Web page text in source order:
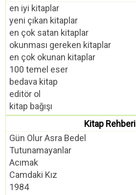
en iyi kitaplar
yeni çıkan kitaplar
en çok satan kitaplar
okunması gereken kitaplar
en çok okunan kitaplar
100 temel eser
bedava kitap
editör ol
kitap bağışı
Kitap Rehberi
Gün Olur Asra Bedel
Tutunamayanlar
Acımak
Camdaki Kız
1984